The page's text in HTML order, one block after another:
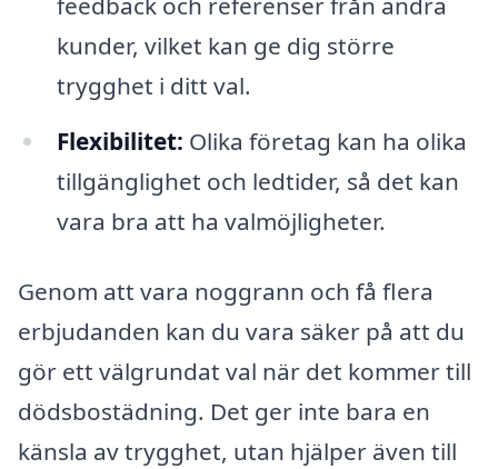
kunder, vilket kan ge dig större
trygghet i ditt val.
Flexibilitet: Olika företag kan ha olika
tillgänglighet och ledtider, så det kan
vara bra att ha valmöjligheter.
Genom att vara noggrann och få flera
erbjudanden kan du vara säker på att du
gör ett välgrundat val när det kommer till
dödsbostädning. Det ger inte bara en
känsla av trygghet, utan hjälper även till